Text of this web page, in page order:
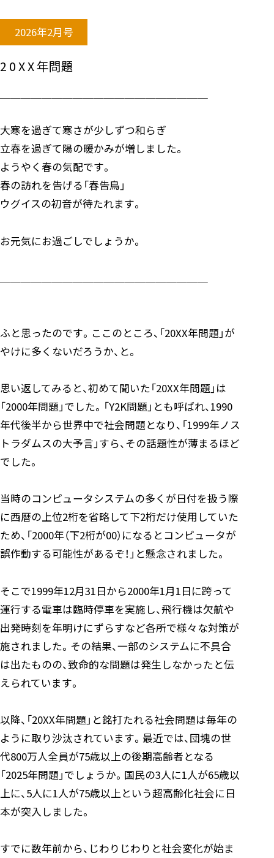
2026年2月号
2 0 X X 年問題
大寒を過ぎて寒さが少しずつ和らぎ
立春を過ぎて陽の暖かみが増しました。
ようやく春の気配です。
春の訪れを告げる「春告鳥」
ウグイスの初音が待たれます。
お元気にお過ごしでしょうか。
ふと思ったのです。ここのところ、「20XX年問題」が
やけに多くないだろうか、と。
思い返してみると、初めて聞いた「20XX年問題」は
「2000年問題」でした。「Y2K問題」とも呼ばれ、1990
年代後半から世界中で社会問題となり、「1999年ノス
トラダムスの大予言」すら、その話題性が薄まるほど
でした。
当時のコンピュータシステムの多くが日付を扱う際
に西暦の上位2桁を省略して下2桁だけ使用していた
ため、「2000年（下2桁が00）になるとコンピュータが
誤作動する可能性があるぞ！」と懸念されました。
そこで1999年12月31日から2000年1月1日に跨って
運行する電車は臨時停車を実施し、飛行機は欠航や
出発時刻を年明けにずらすなど各所で様々な対策が
施されました。その結果、一部のシステムに不具合
は出たものの、致命的な問題は発生しなかったと伝
えられています。
以降、「20XX年問題」と銘打たれる社会問題は毎年の
ように取り沙汰されています。最近では、団塊の世
代800万人全員が75歳以上の後期高齢者となる
「2025年問題」でしょうか。国民の3人に1人が65歳以
上に、5人に1人が75歳以上という超高齢化社会に日
本が突入しました。
すでに数年前から、じわりじわりと社会変化が始ま